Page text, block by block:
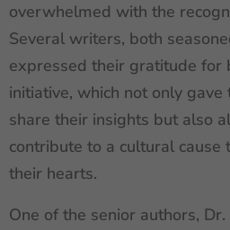
overwhelmed with the
Several writers, both
expressed their gratitude for
initiative, which not only
share their insights but also
contribute to a cultural cause
their hearts.
One of the senior authors,